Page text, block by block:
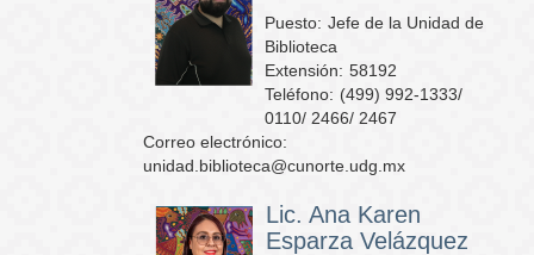
Puesto: Jefe de la Unidad de
Biblioteca
Extensión: 58192
Teléfono: (499) 992-1333/
0110/ 2466/ 2467
Correo electrónico:
unidad.biblioteca@cunorte.udg.mx
Lic. Ana Karen
Esparza Velázquez